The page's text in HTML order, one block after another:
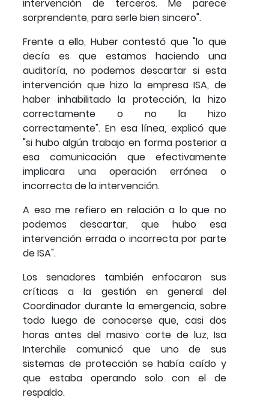
intervención de terceros. Me parece
sorprendente, para serle bien sincero".
Frente a ello, Huber contestó que "lo que
decía es que estamos haciendo una
auditoría, no podemos descartar si esta
intervención que hizo la empresa ISA, de
haber inhabilitado la protección, la hizo
correctamente o no la hizo
correctamente". En esa línea, explicó que
"si hubo algún trabajo en forma posterior a
esa comunicación que efectivamente
implicara una operación errónea o
incorrecta de la intervención.
A eso me refiero en relación a lo que no
podemos descartar, que hubo esa
intervención errada o incorrecta por parte
de ISA".
Los senadores también enfocaron sus
críticas a la gestión en general del
Coordinador durante la emergencia, sobre
todo luego de conocerse que, casi dos
horas antes del masivo corte de luz, Isa
Interchile comunicó que uno de sus
sistemas de protección se había caído y
que estaba operando solo con el de
respaldo.